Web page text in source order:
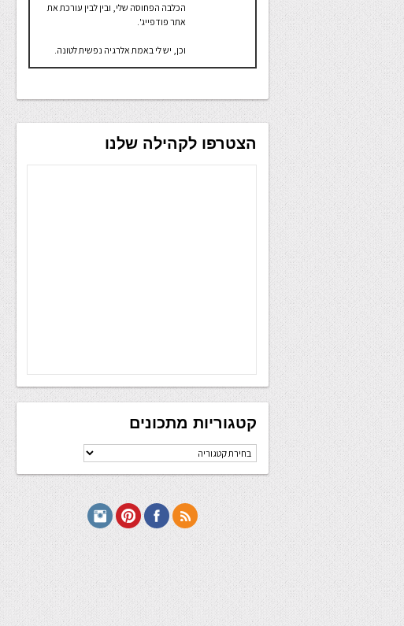
הכלבה הפחוסה שלי, ובין לבין עורכת את
אתר פודפייג'.
וכן, יש לי באמת אלרגיה נפשית לטונה.
הצטרפו לקהילה שלנו
קטגוריות מתכונים
קטגוריות
מתכונים